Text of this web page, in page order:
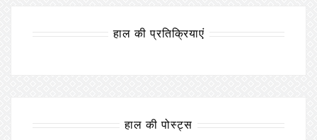
हाल की प्रतिक्रियाएं
हाल की पोस्ट्स